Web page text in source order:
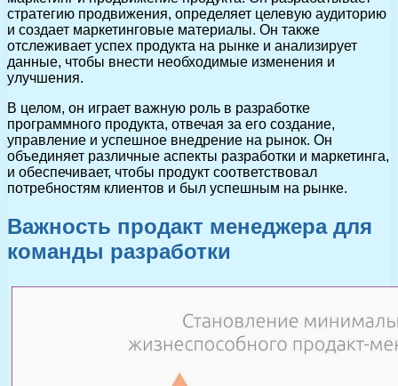
стратегию продвижения, определяет целевую аудиторию
и создает маркетинговые материалы. Он также
отслеживает успех продукта на рынке и анализирует
данные, чтобы внести необходимые изменения и
улучшения.
В целом, он играет важную роль в разработке
программного продукта, отвечая за его создание,
управление и успешное внедрение на рынок. Он
объединяет различные аспекты разработки и маркетинга,
и обеспечивает, чтобы продукт соответствовал
потребностям клиентов и был успешным на рынке.
Важность продакт менеджера для
команды разработки